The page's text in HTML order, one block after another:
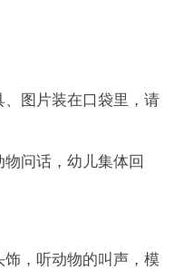
图片装在口袋里，请
问话，幼儿集体回
，听动物的叫声，模